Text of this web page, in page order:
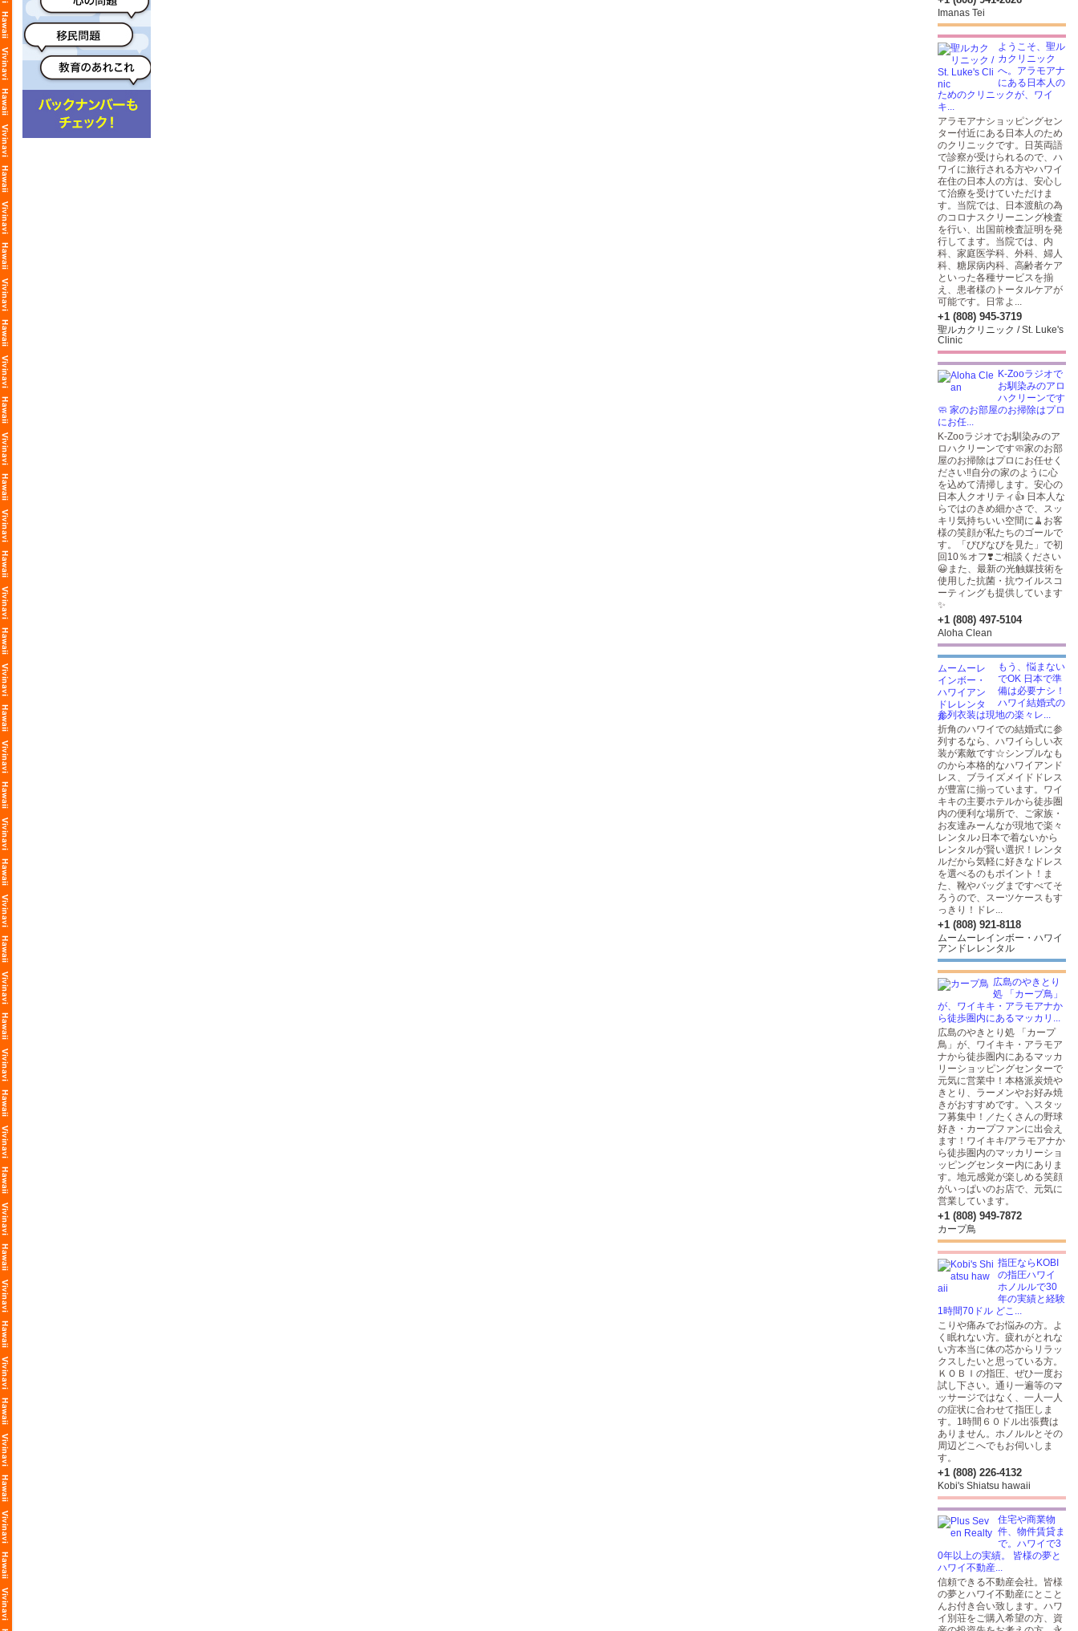
Imanas Tei
ようこそ、聖ル
カクリニック
へ。アラモアナ
にある日本人の
ためのクリニックが、ワイ
キ...
アラモアナショッピングセン
ター付近にある日本人のため
のクリニックです。日英両語
で診察が受けられるので、ハ
ワイに旅行される方やハワイ
在住の日本人の方は、安心し
て治療を受けていただけま
す。当院では、日本渡航の為
のコロナスクリーニング検査
を行い、出国前検査証明を発
行してます。当院では、内
科、家庭医学科、外科、婦人
科、糖尿病内科、高齢者ケア
といった各種サービスを揃
え、患者様のトータルケアが
可能です。日常よ...
+1 (808) 945-3719
聖ルカクリニック / St. Luke's
Clinic
K-Zooラジオで
お馴染みのアロ
ハクリーンです
🧼 家のお部屋のお掃除はプロ
にお任...
K-Zooラジオでお馴染みのア
ロハクリーンです🧼家のお部
屋のお掃除はプロにお任せく
ださい‼️自分の家のように心
を込めて清掃します。安心の
日本人クオリティ👍 日本人な
らではのきめ細かさで、スッ
キリ気持ちいい空間に🧹お客
様の笑顔が私たちのゴールで
す。「びびなびを見た」で初
回10％オフ❣️ご相談ください
😀また、最新の光触媒技術を
使用した抗菌・抗ウイルスコ
ーティングも提供しています
✨
+1 (808) 497-5104
Aloha Clean
もう、悩まない
でOK 日本で準
備は必要ナシ！
ハワイ結婚式の
参列衣装は現地の楽々レ...
折角のハワイでの結婚式に参
列するなら、ハワイらしい衣
装が素敵です☆シンプルなも
のから本格的なハワイアンド
レス、ブライズメイドドレス
が豊富に揃っています。ワイ
キキの主要ホテルから徒歩圏
内の便利な場所で、ご家族・
お友達みーんなが現地で楽々
レンタル♪日本で着ないから
レンタルが賢い選択！レンタ
ルだから気軽に好きなドレス
を選べるのもポイント！ま
た、靴やバッグまですべてそ
ろうので、スーツケースもす
っきり！ドレ...
+1 (808) 921-8118
ムームーレインボー・ハワイ
アンドレレンタル
広島のやきとり
処 「カープ鳥」
が、ワイキキ・アラモアナか
ら徒歩圏内にあるマッカリ...
広島のやきとり処 「カープ
鳥」が、ワイキキ・アラモア
ナから徒歩圏内にあるマッカ
リーショッピングセンターで
元気に営業中！本格派炭焼や
きとり、ラーメンやお好み焼
きがおすすめです。＼スタッ
フ募集中！／たくさんの野球
好き・カープファンに出会え
ます！ワイキキ/アラモアナか
ら徒歩圏内のマッカリーショ
ッピングセンター内にありま
す。地元感覚が楽しめる笑顔
がいっぱいのお店で、元気に
営業しています。
+1 (808) 949-7872
カープ鳥
指圧ならKOBI
の指圧ハワイ
ホノルルで30
年の実績と経験
1時間70ドル どこ...
こりや痛みでお悩みの方。よ
く眠れない方。疲れがとれな
い方本当に体の芯からリラッ
クスしたいと思っている方。
ＫＯＢＩの指圧、ぜひ一度お
試し下さい。通り一遍等のマ
ッサージではなく、一人一人
の症状に合わせて指圧しま
す。1時間６０ドル出張費は
ありません。ホノルルとその
周辺どこへでもお伺いしま
す。
+1 (808) 226-4132
Kobi's Shiatsu hawaii
住宅や商業物
件、物件賃貸ま
で。ハワイで3
0年以上の実績。 皆様の夢と
ハワイ不動産...
信頼できる不動産会社。皆様
の夢とハワイ不動産にとこと
んお付き合い致します。ハワ
イ別荘をご購入希望の方、資